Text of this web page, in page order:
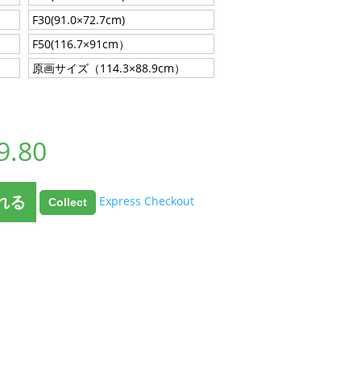
F30(91.0×72.7cm)
F50(116.7×91cm）
原画サイズ（114.3×88.9cm）
る Express Checkout